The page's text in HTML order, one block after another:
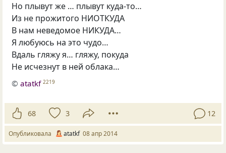
Но плывут же … плывут куда-то…
Из не прожитого НИОТКУДА
В нам неведомое НИКУДА…
Я любуюсь на это чудо…
Вдаль гляжу я… гляжу, покуда
Не исчезнут в ней облака…
©atatkf 2219
68 3 12
Опубликовала atatkf 08 апр 2014